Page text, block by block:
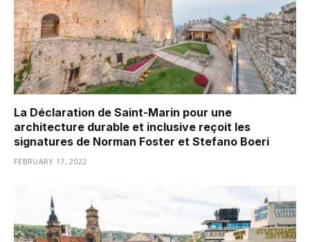
La Déclaration de Saint-Marin pour une
architecture durable et inclusive reçoit les
signatures de Norman Foster et Stefano Boeri
FEBRUARY 17, 2022